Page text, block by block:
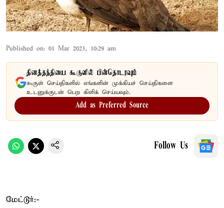
Published on: 01 Mar 2023, 10:29 am
தினத்தந்தியை கூகுளில் பின்தொடரவும்
கூகுள் செய்திகளில் எங்களின் முக்கியச் செய்திகளை
உடனுக்குடன் பெற கிளிக் செய்யவும்.
Add as Preferred Source
Follow Us
மேட்டூர்:-